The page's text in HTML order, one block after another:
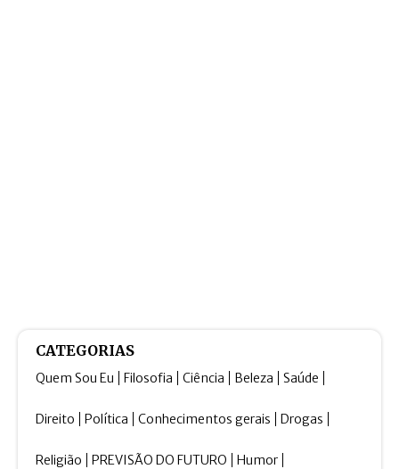
CATEGORIAS
Quem Sou Eu Filosofia Ciência Beleza Saúde
Direito Política Conhecimentos gerais Drogas
Religião PREVISÃO DO FUTURO Humor